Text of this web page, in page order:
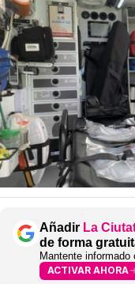
Añadir La
de forma
Mantente
ACTIVAR AHORA